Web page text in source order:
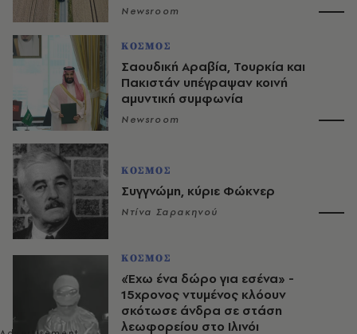
Newsroom
ΚΟΣΜΟΣ
Σαουδική Αραβία, Τουρκία και
Πακιστάν υπέγραψαν κοινή
αμυντική συμφωνία
Newsroom
ΚΟΣΜΟΣ
Συγγνώμη, κύριε Φώκνερ
Ντίνα Σαρακηνού
ΚΟΣΜΟΣ
«Έχω ένα δώρο για εσένα» -
15χρονος ντυμένος κλόουν
σκότωσε άνδρα σε στάση
λεωφορείου στο Ιλινόι